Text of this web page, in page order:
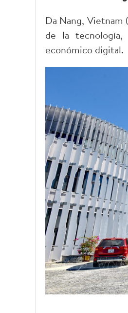
Da Nang,
de la
económico digital.